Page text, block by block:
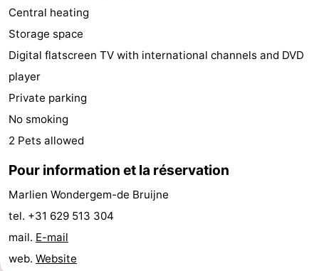
Piscines
-
du
Randonnée
-
Terrains
-
Central heating
Storage space
Digital flatscreen TV with international channels and DVD
player
Private parking
No smoking
2 Pets allowed
Pour information et la réservation
Marlien Wondergem-de Bruijne
tel. +31 629 513 304
mail. E-mail
web. Website